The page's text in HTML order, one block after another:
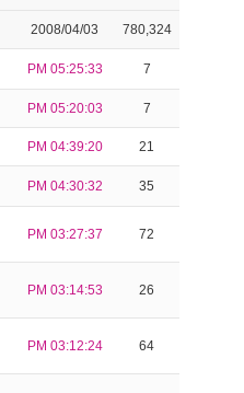
2008/04/03 780,324
PM 05:25:33 7
PM 05:20:03 7
PM 04:39:20 21
PM 04:30:32 35
PM 03:27:37 72
PM 03:14:53 26
PM 03:12:24 64